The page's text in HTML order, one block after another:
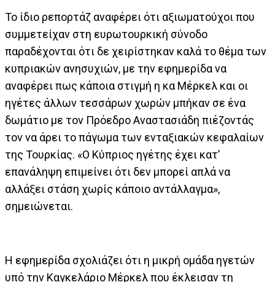
Το ίδιο ρεπορτάζ αναφέρει ότι αξιωματούχοι που
συμμετείχαν στη ευρωτουρκική σύνοδο
παραδέχονται ότι δε χειρίστηκαν καλά το θέμα των
κυπριακών ανησυχιών, με την εφημερίδα να
αναφέρει πως κάποια στιγμή η κα Μέρκελ και οι
ηγέτες άλλων τεσσάρων χωρών μπήκαν σε ένα
δωμάτιο με τον Πρόεδρο Αναστασιάδη πιέζοντάς
τον να άρει το πάγωμα των ενταξιακών κεφαλαίων
της Τουρκίας. «Ο Κύπριος ηγέτης έχει κατ’
επανάληψη επιμείνει ότι δεν μπορεί απλά να
αλλάξει στάση χωρίς κάποιο αντάλλαγμα»,
σημειώνεται.
Η εφημερίδα σχολιάζει ότι η μικρή ομάδα ηγετών
υπό την Καγκελάριο Μέρκελ που έκλεισαν τη